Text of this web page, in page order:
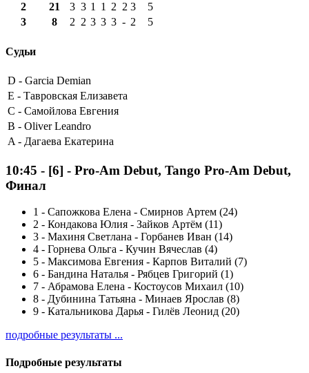
2
21 3 3 1 1 2 2 3
5
3
8 2 2 3 3 3 - 2 5
Судьи
D - Garcia Demian
E - Тавровская Елизавета
C - Самойлова Евгения
B - Oliver Leandro
A - Дагаева Екатерина
10:45 - [6] - Pro-Am Debut, Tango Pro-Am Debut,
Финал
1 - Сапожкова Елена - Смирнов Артем (24)
2 - Кондакова Юлия - Зайков Артём (11)
3 - Махиня Светлана - Горбанев Иван (14)
4 - Горнева Ольга - Кучин Вячеслав (4)
5 - Максимова Евгения - Карпов Виталий (7)
6 - Бандина Наталья - Рябцев Григорий (1)
7 - Абрамова Елена - Костоусов Михаил (10)
8 - Дубинина Татьяна - Минаев Ярослав (8)
9 - Катальникова Дарья - Гилёв Леонид (20)
подробные результаты ...
Подробные результаты